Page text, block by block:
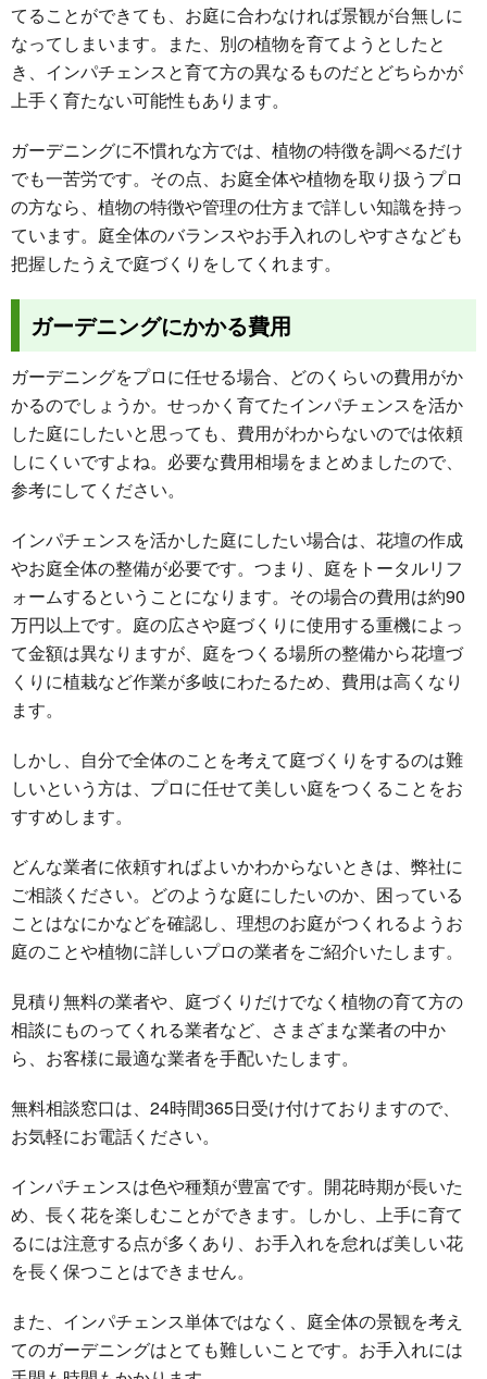
てることができても、お庭に合わなければ景観が台無しに
なってしまいます。また、別の植物を育てようとしたと
き、インパチェンスと育て方の異なるものだとどちらかが
上手く育たない可能性もあります。
ガーデニングに不慣れな方では、植物の特徴を調べるだけ
でも一苦労です。その点、お庭全体や植物を取り扱うプロ
の方なら、植物の特徴や管理の仕方まで詳しい知識を持っ
ています。庭全体のバランスやお手入れのしやすさなども
把握したうえで庭づくりをしてくれます。
ガーデニングにかかる費用
ガーデニングをプロに任せる場合、どのくらいの費用がか
かるのでしょうか。せっかく育てたインパチェンスを活か
した庭にしたいと思っても、費用がわからないのでは依頼
しにくいですよね。必要な費用相場をまとめましたので、
参考にしてください。
インパチェンスを活かした庭にしたい場合は、花壇の作成
やお庭全体の整備が必要です。つまり、庭をトータルリフ
ォームするということになります。その場合の費用は約90
万円以上です。庭の広さや庭づくりに使用する重機によっ
て金額は異なりますが、庭をつくる場所の整備から花壇づ
くりに植栽など作業が多岐にわたるため、費用は高くなり
ます。
しかし、自分で全体のことを考えて庭づくりをするのは難
しいという方は、プロに任せて美しい庭をつくることをお
すすめします。
どんな業者に依頼すればよいかわからないときは、弊社に
ご相談ください。どのような庭にしたいのか、困っている
ことはなにかなどを確認し、理想のお庭がつくれるようお
庭のことや植物に詳しいプロの業者をご紹介いたします。
見積り無料の業者や、庭づくりだけでなく植物の育て方の
相談にものってくれる業者など、さまざまな業者の中か
ら、お客様に最適な業者を手配いたします。
無料相談窓口は、24時間365日受け付けておりますので、
お気軽にお電話ください。
インパチェンスは色や種類が豊富です。開花時期が長いた
め、長く花を楽しむことができます。しかし、上手に育て
るには注意する点が多くあり、お手入れを怠れば美しい花
を長く保つことはできません。
また、インパチェンス単体ではなく、庭全体の景観を考え
てのガーデニングはとても難しいことです。お手入れには